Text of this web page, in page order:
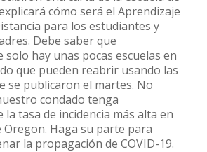
cómo será el Aprendizaje
para los estudiantes y
Debe saber que
solo hay unas pocas escuelas en
que pueden reabrir usando las
se publicaron el martes. No
condado tenga
la tasa de incidencia más alta en
Oregon. Haga su parte para
la propagación de COVID-19.